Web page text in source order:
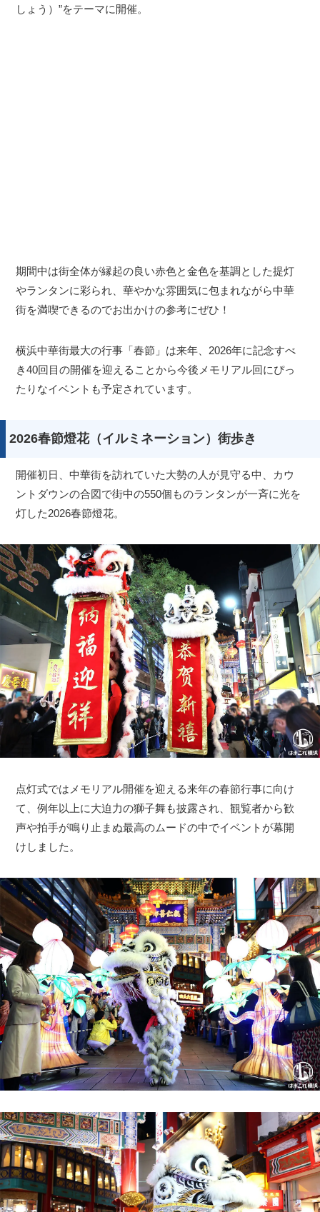
しょう）”をテーマに開催。
期間中は街全体が縁起の良い赤色と金色を基調とした提灯
やランタンに彩られ、華やかな雰囲気に包まれながら中華
街を満喫できるのでお出かけの参考にぜひ！
横浜中華街最大の行事「春節」は来年、2026年に記念すべ
き40回目の開催を迎えることから今後メモリアル回にぴっ
たりなイベントも予定されています。
2026春節燈花（イルミネーション）街歩き
開催初日、中華街を訪れていた大勢の人が見守る中、カウ
ントダウンの合図で街中の550個ものランタンが一斉に光を
灯した2026春節燈花。
点灯式ではメモリアル開催を迎える来年の春節行事に向け
て、例年以上に大迫力の獅子舞も披露され、観覧者から歓
声や拍手が鳴り止まぬ最高のムードの中でイベントが幕開
けしました。